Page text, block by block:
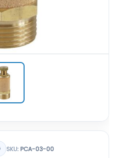
SKU: PCA-03-00